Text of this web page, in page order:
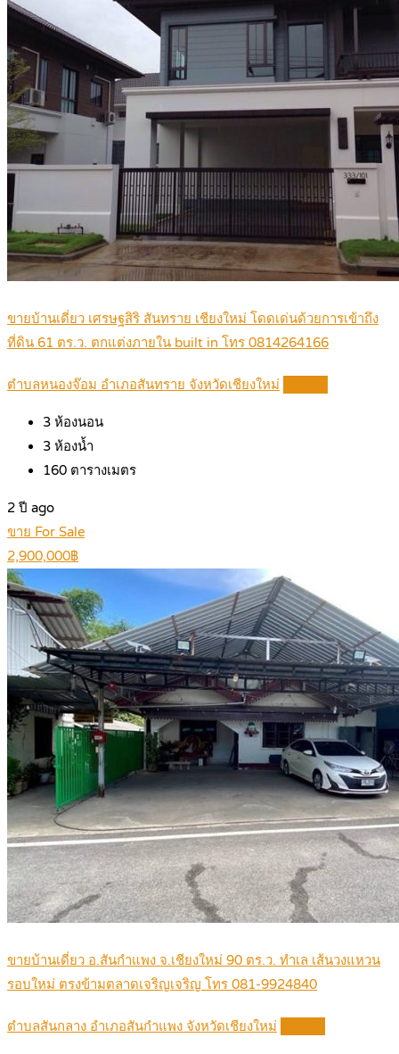
ขายบ้านเดี่ยว เศรษฐสิริ สันทราย เชียงใหม่ โดดเด่นด้วยการเข้าถึง
ที่ดิน 61 ตร.ว. ตกแต่งภายใน built in โทร 0814264166
ตำบลหนองจ๊อม อำเภอสันทราย จังหวัดเชียงใหม่
3 ห้องนอน
3 ห้องน้ำ
160 ตารางเมตร
2 ปี ago
ขาย For Sale
2,900,000฿
ขายบ้านเดี่ยว อ.สันกำแพง จ.เชียงใหม่ 90 ตร.ว. ทำเล เส้นวงแหวน
รอบใหม่ ตรงข้ามตลาดเจริญเจริญ โทร 081-9924840
ตำบลสันกลาง อำเภอสันกำแพง จังหวัดเชียงใหม่